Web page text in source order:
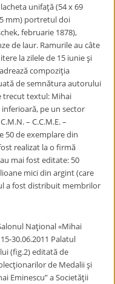
unifaţă (54 x 69
mm) portretul doi
februarie 1878),
de laur. Ramurile au câte
la zilele de 15 iunie şi
compoziţia
de semnătura autorului
trecut textul: Mihai
inferioară, pe un sector
– C.C.M.E. –
50 de exemplare din
realizat la o firmă
mai fost editate: 50
mici din argint (care
a fost distribuit membrilor
Naţional «Mihai
30.06.2011 Palatul
(fig.2) editată de
de Medalii şi
Eminescu” a Societăţii